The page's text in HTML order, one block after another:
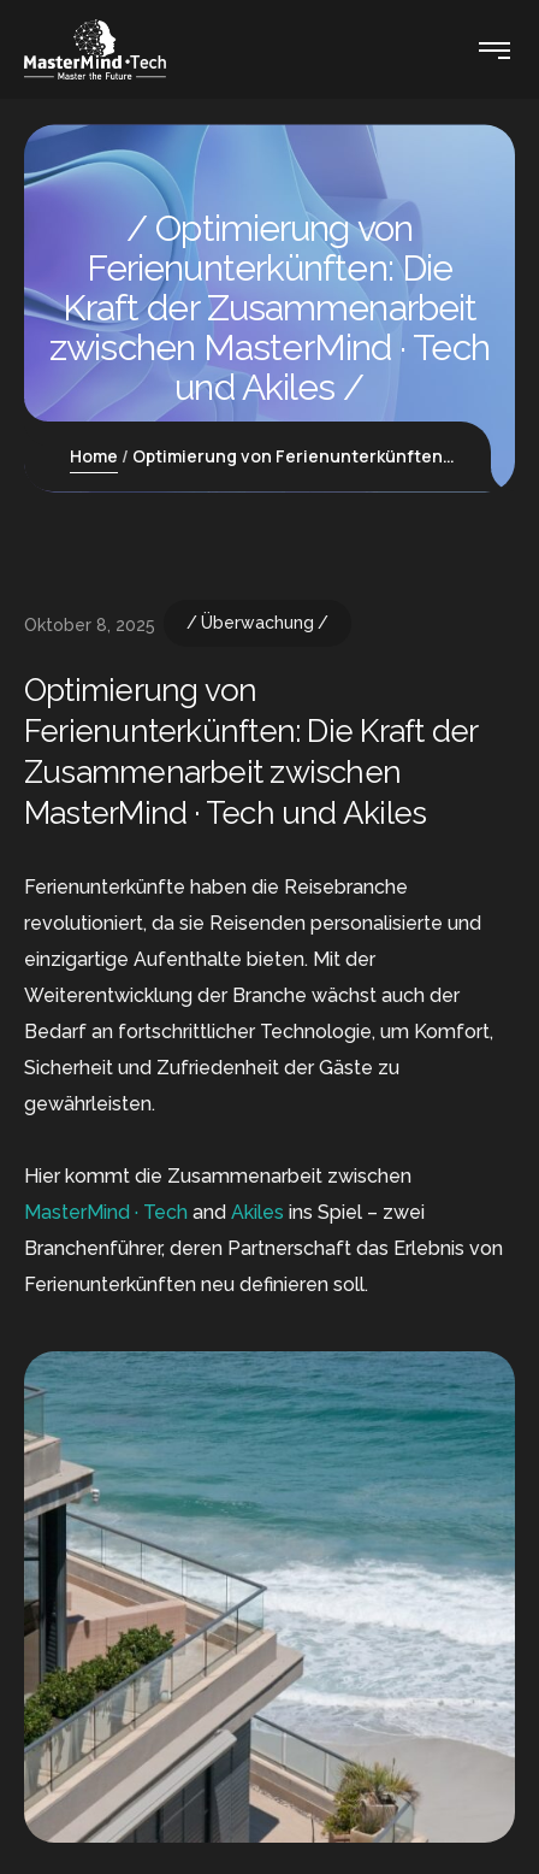
Optimierung von
Ferienunterkünften: Die
Kraft der Zusammenarbeit
zwischen MasterMind · Tech
und Akiles
Home Optimierung von Ferienunterkünften: Die Kraft der Zusammenarbeit zwischen MasterMind · Tech und Akiles
Oktober 8, 2025 Überwachung
Optimierung von
Ferienunterkünften: Die Kraft der
Zusammenarbeit zwischen
MasterMind · Tech und Akiles
Ferienunterkünfte haben die Reisebranche
revolutioniert, da sie Reisenden personalisierte und
einzigartige Aufenthalte bieten. Mit der
Weiterentwicklung der Branche wächst auch der
Bedarf an fortschrittlicher Technologie, um Komfort,
Sicherheit und Zufriedenheit der Gäste zu
gewährleisten.
Hier kommt die Zusammenarbeit zwischen
MasterMind · Tech and Akiles ins Spiel – zwei
Branchenführer, deren Partnerschaft das Erlebnis von
Ferienunterkünften neu definieren soll.